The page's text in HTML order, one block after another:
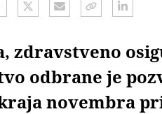
zdravstveno
odbrane je
kraja novembra